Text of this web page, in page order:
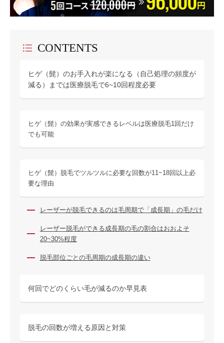
CONTENTS
ヒゲ（髭）のお手入れが楽になる（自己処理の頻度が
減る）までは医療脱毛で6~10回程度必要
ヒゲ（髭）の効果が実感できるレベルは医療脱毛1回だけ
でも可能
ヒゲ（髭）脱毛でツルツルに必要な回数が11~18回以上必
要な理由
レーザーが脱毛できるのは毛周期で「成長期」の毛だけ
レーザー脱毛ができる成長期の毛の割合はおおよそ
20~30%程度
脱毛部位ごとの毛周期の成長期の違い
何回でどのくらい毛が減るのか早見表
脱毛の回数が増える原因と対策